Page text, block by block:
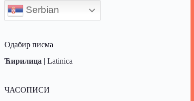
Serbian
Одабир писма
Ћирилица |Latinica
ЧАСОПИСИ